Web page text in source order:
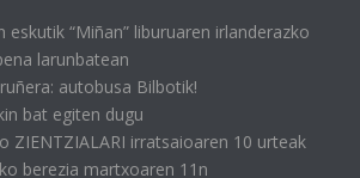
eskutik “Miñan” liburuaren irlanderazko
larunbatean
autobusa Bilbotik!
bat egiten dugu
ZIENTZIALARI irratsaioaren 10 urteak
berezia martxoaren 11n